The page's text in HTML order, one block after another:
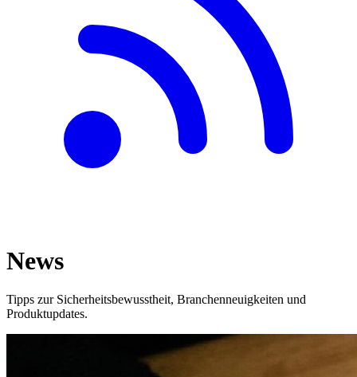
News
Tipps zur Sicherheitsbewusstheit, Branchenneuigkeiten und
Produktupdates.